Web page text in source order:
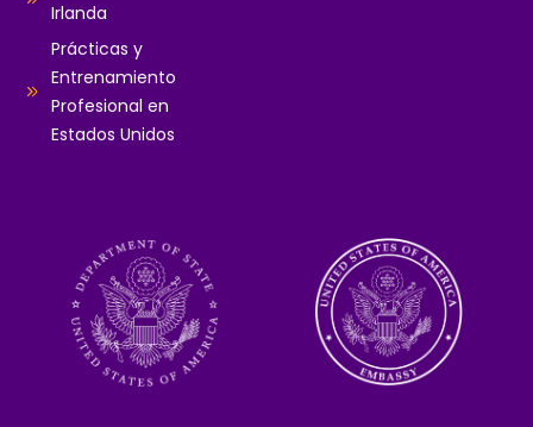
Irlanda
Prácticas y
Entrenamiento
Profesional en
Estados Unidos